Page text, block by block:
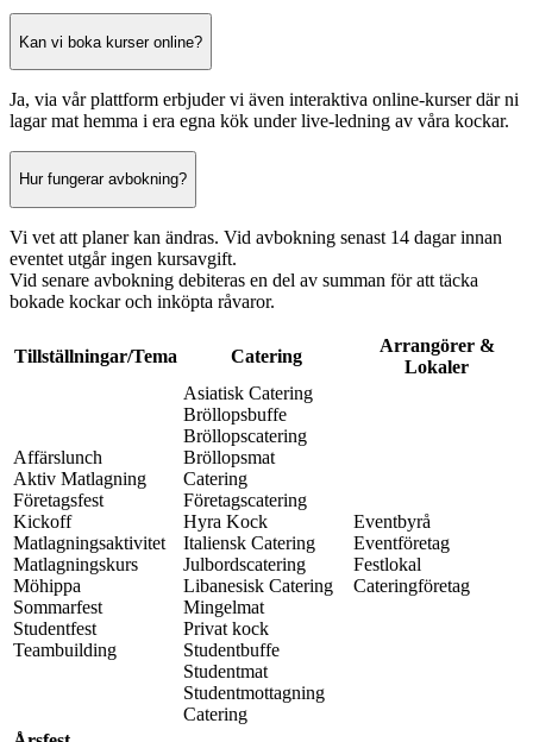
Kan vi boka kurser online?
Ja, via vår plattform erbjuder vi även interaktiva online-kurser där ni
lagar mat hemma i era egna kök under live-ledning av våra kockar.
Hur fungerar avbokning?
Vi vet att planer kan ändras. Vid avbokning senast 14 dagar innan
eventet utgår ingen kursavgift.
Vid senare avbokning debiteras en del av summan för att täcka
bokade kockar och inköpta råvaror.
Tillställningar/Tema Catering
Arrangörer &
Lokaler
Affärslunch
Aktiv Matlagning
Företagsfest
Kickoff
Matlagningsaktivitet
Matlagningskurs
Möhippa
Sommarfest
Studentfest
Teambuilding
Asiatisk Catering
Bröllopsbuffe
Bröllopscatering
Bröllopsmat
Catering
Företagscatering
Hyra Kock
Italiensk Catering
Julbordscatering
Libanesisk Catering
Mingelmat
Privat kock
Studentbuffe
Studentmat
Studentmottagning
Catering
Eventbyrå
Eventföretag
Festlokal
Cateringföretag